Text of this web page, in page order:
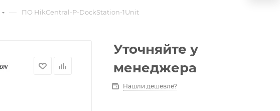
— ПО HikCentral-P-DockStation-1Unit
Уточняйте у
менеджера
Нашли дешевле?